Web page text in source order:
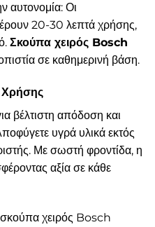
αυτονομία: Οι
20-30 λεπτά χρήσης,
Σκούπα χειρός Bosch
σε καθημερινή βάση.
Χρήσης
βέλτιστη απόδοση και
υγρά υλικά εκτός
Με σωστή φροντίδα, η
αξία σε κάθε
χειρός Bosch